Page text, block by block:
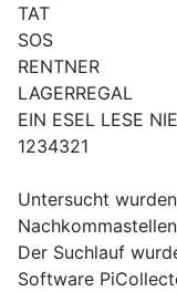
TAT
SOS
RENTNER
LAGERREGAL
EIN ESEL LESE NIE
1234321
Untersucht
Der Suchlauf
Software